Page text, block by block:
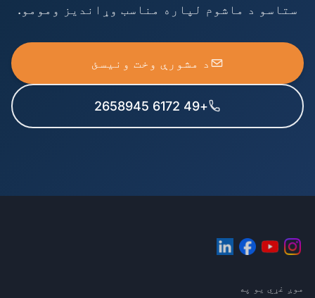
ستاسو د ماشوم لپاره مناسب وړاندیز ومومو.
د مشورې وخت ونیسئ
+49 6172 2658945
موږ غړي یو په